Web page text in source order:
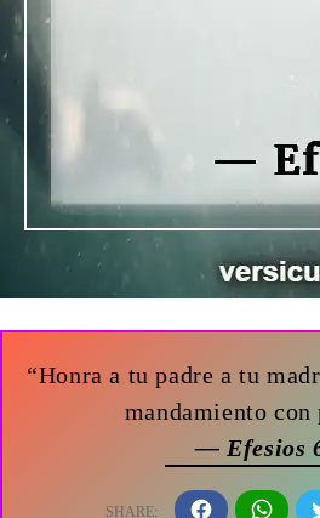
“Honra a tu padre a tu
mandamiento con
— Efesios